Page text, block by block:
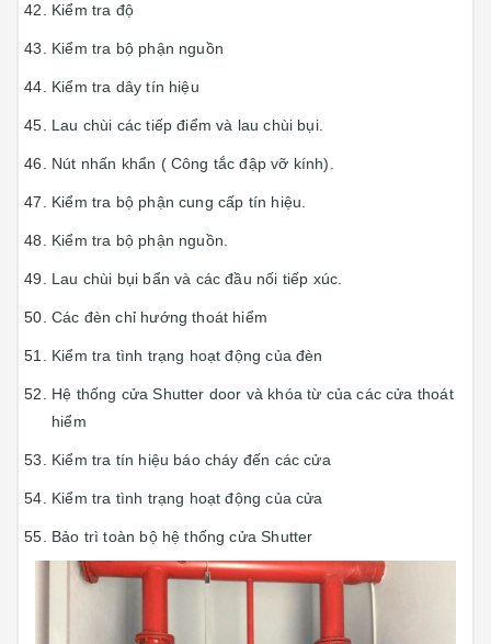
Kiểm tra độ
Kiểm tra bộ phận nguồn
Kiểm tra dây tín hiệu
Lau chùi các tiếp điểm và lau chùi bụi.
Nút nhấn khẩn ( Công tắc đập vỡ kính).
Kiểm tra bộ phận cung cấp tín hiệu.
Kiểm tra bộ phận nguồn.
Lau chùi bụi bẩn và các đầu nối tiếp xúc.
Các đèn chỉ hướng thoát hiểm
Kiểm tra tình trạng hoạt động của đèn
Hệ thống cửa Shutter door và khóa từ của các cửa thoát
hiểm
Kiểm tra tín hiệu báo cháy đến các cửa
Kiểm tra tình trạng hoạt động của cửa
Bảo trì toàn bộ hệ thống cửa Shutter